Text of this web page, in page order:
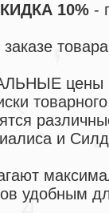
10% -
заказе
цены
и
удобным